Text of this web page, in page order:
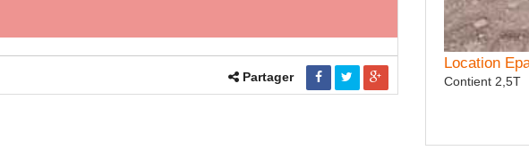
Partager
Location
Contient 2,5T